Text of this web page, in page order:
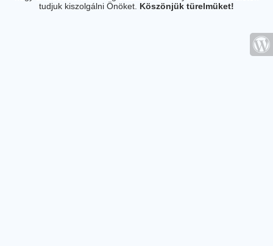
tudjuk kiszolgálni Önöket. Köszönjük türelmüket!